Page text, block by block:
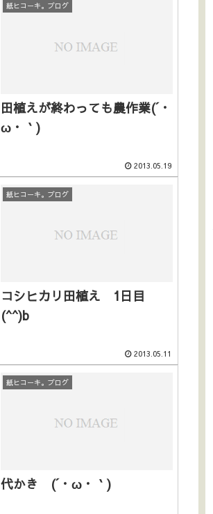
紙ヒコーキ。ブログ
田植えが終わっても農作業(´・
ω・｀)
2013.05.19
紙ヒコーキ。ブログ
コシヒカリ田植え 1日目
(^^)b
2013.05.11
紙ヒコーキ。ブログ
代かき (´・ω・｀)